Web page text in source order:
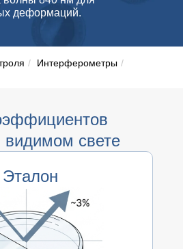
деформаций.
/ Интерферометры /
видимом свете
Эталон